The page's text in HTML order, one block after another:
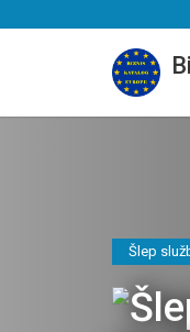
Šlep